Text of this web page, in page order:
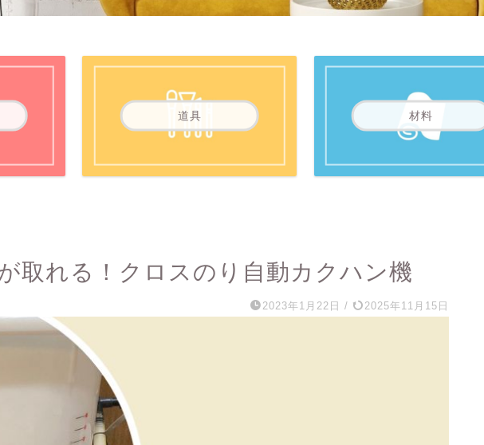
道具 材料
取れる！クロスのり自動カクハン機
2023年1月22日 / 2025年11月15日